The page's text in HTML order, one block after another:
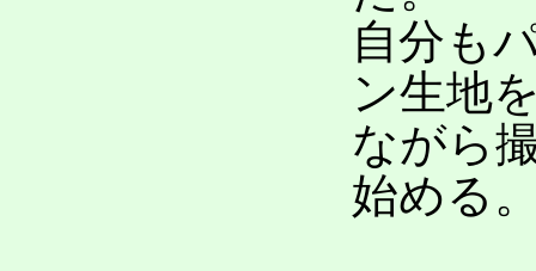
自分も
ン生地
ながら
始める